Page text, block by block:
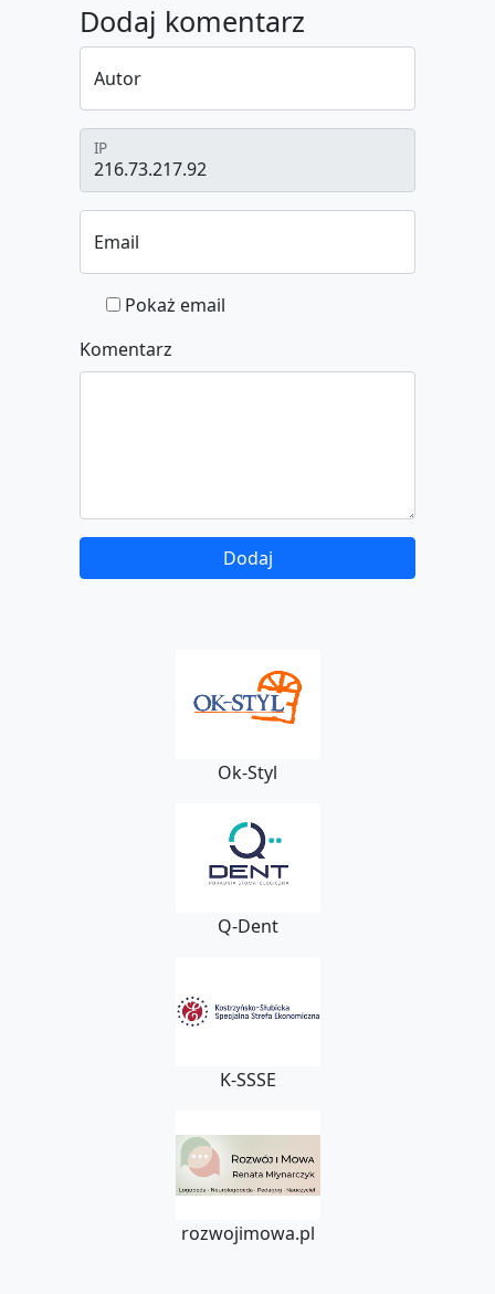
Dodaj komentarz
Autor
IP
Email
Pokaż email
Komentarz
Ok-Styl
Q-Dent
K-SSSE
rozwojimowa.pl